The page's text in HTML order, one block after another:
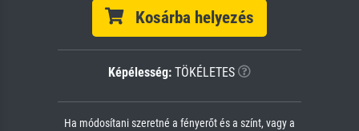
Kosárba helyezés
Képélesség: TÖKÉLETES
Ha módosítani szeretné a fényerőt és a színt, vagy a